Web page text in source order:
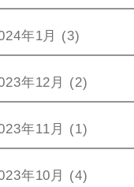
年1月 (3)
年12月 (2)
年11月 (1)
年10月 (4)